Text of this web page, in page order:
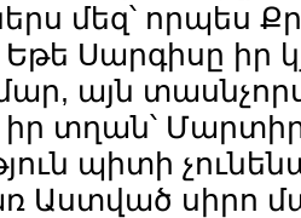
մեզ՝ որպես
Սարգիսը իր
այն
իր տղան՝
պիտի
Աստված սիրո